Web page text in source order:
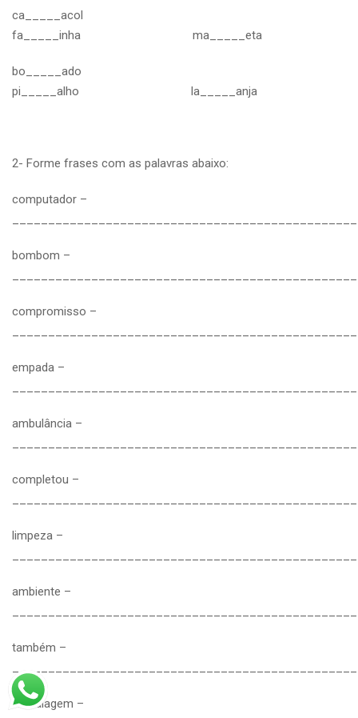
ca_____acol
fa_____inha ma_____eta
bo_____ado
pi_____alho la_____anja
2- Forme frases com as palavras abaixo:
computador –
bombom –
compromisso –
empada –
ambulância –
completou –
limpeza –
ambiente –
também –
embalagem –